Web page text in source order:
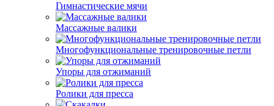
Гимнастические мячи
Массажные валики
Многофункциональные тренировочные петли
Упоры для отжиманий
Ролики для пресса